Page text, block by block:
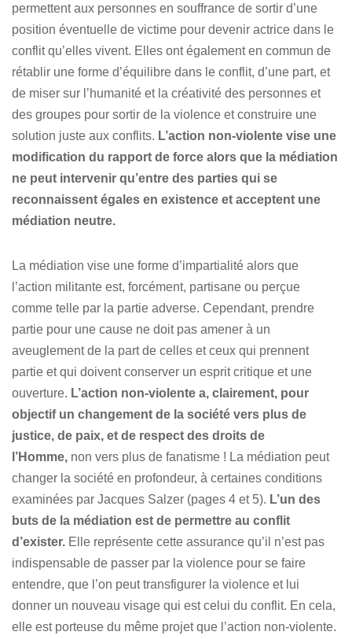
permettent aux personnes en souffrance de sortir d’une
position éventuelle de victime pour devenir actrice dans le
conflit qu’elles vivent. Elles ont également en commun de
rétablir une forme d’équilibre dans le conflit, d’une part, et
de miser sur l’humanité et la créativité des personnes et
des groupes pour sortir de la violence et construire une
solution juste aux conflits. L’action non-violente vise une
modification du rapport de force alors que la médiation
ne peut intervenir qu’entre des parties qui se
reconnaissent égales en existence et acceptent une
médiation neutre.
La médiation vise une forme d’impartialité alors que
l’action militante est, forcément, partisane ou perçue
comme telle par la partie adverse. Cependant, prendre
partie pour une cause ne doit pas amener à un
aveuglement de la part de celles et ceux qui prennent
partie et qui doivent conserver un esprit critique et une
ouverture. L’action non-violente a, clairement, pour
objectif un changement de la société vers plus de
justice, de paix, et de respect des droits de
l’Homme, non vers plus de fanatisme ! La médiation peut
changer la société en profondeur, à certaines conditions
examinées par Jacques Salzer (pages 4 et 5). L’un des
buts de la médiation est de permettre au conflit
d’exister. Elle représente cette assurance qu’il n’est pas
indispensable de passer par la violence pour se faire
entendre, que l’on peut transfigurer la violence et lui
donner un nouveau visage qui est celui du conflit. En cela,
elle est porteuse du même projet que l’action non-violente.